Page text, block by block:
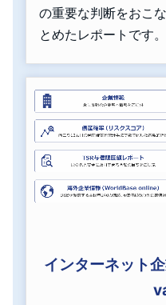
の重要な判断をおこ
とめたレポートです。
インターネット